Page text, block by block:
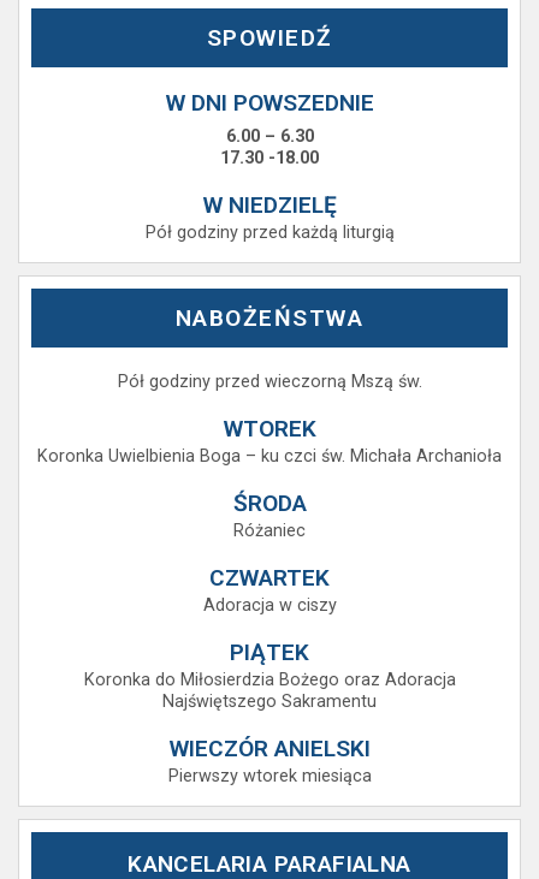
SPOWIEDŹ
W DNI POWSZEDNIE
6.00 – 6.30
17.30 -18.00
W NIEDZIELĘ
Pół godziny przed każdą liturgią
NABOŻEŃSTWA
Pół godziny przed wieczorną Mszą św.
WTOREK
Koronka Uwielbienia Boga – ku czci św. Michała Archanioła
ŚRODA
Różaniec
CZWARTEK
Adoracja w ciszy
PIĄTEK
Koronka do Miłosierdzia Bożego oraz Adoracja
Najświętszego Sakramentu
WIECZÓR ANIELSKI
Pierwszy wtorek miesiąca
KANCELARIA PARAFIALNA